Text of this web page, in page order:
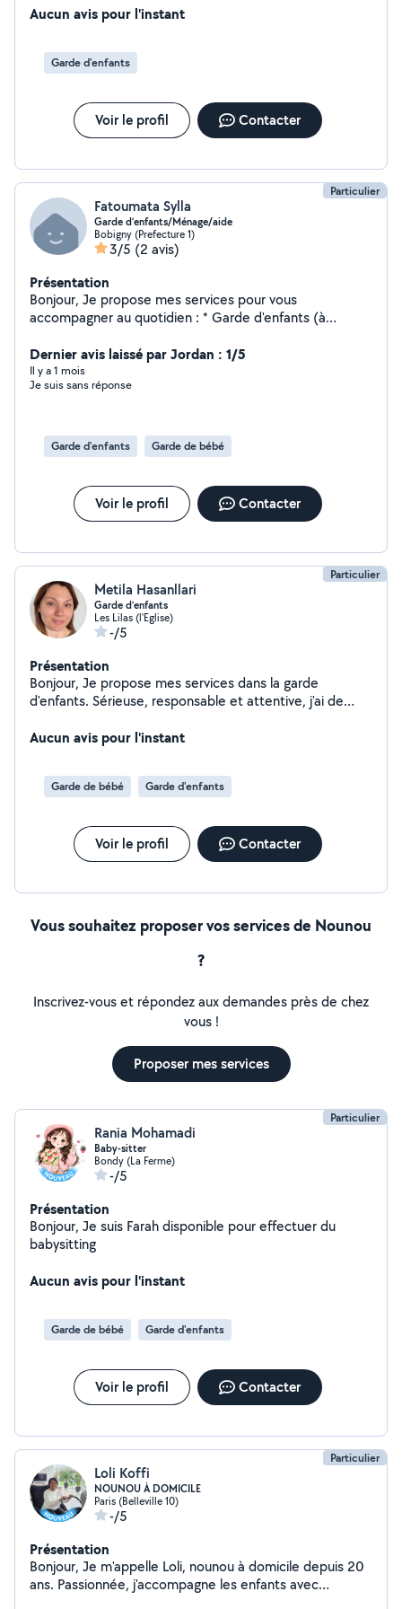
Aucun avis pour l'instant
Garde d'enfants
Voir le profil Contacter
Particulier
Fatoumata Sylla
Garde d’enfants/Ménage/aide
Bobigny (Prefecture 1)
3/5 (2 avis)
Présentation
Bonjour, Je propose mes services pour vous
accompagner au quotidien : * Garde d'enfants (à
et récupération des enfants * Aide aux devoirs si besoin
* Entretien du domicile (ménage, rangement, tâches
ménagères) Sérieuse, ponctuelle et à l'écoute, je
pas à me contacter pour plus d'informations.
Dernier avis laissé par Jordan : 1/5
Il y a 1 mois
Je suis sans réponse
Garde d'enfants Garde de bébé
Voir le profil Contacter
Particulier
Metila Hasanllari
Garde d’enfants
Les Lilas (l'Eglise)
-/5
Présentation
Bonjour, Je propose mes services dans la garde
d'enfants. Sérieuse, responsable et attentive, j'ai de
m'occuper de : - la garde en journée et après l'école. -
la préparation des repas simples Je suis disponible:
Lundi, mardi, jeudi, vendredi. 9h-18h J'ai de l'expérience
Préparation des repas Compagnie Rendez vous
médicaux Aide administrative N'hésitez pas à me
contacter pour échanger . Merci À bientôt !
Aucun avis pour l'instant
Garde de bébé Garde d'enfants
Voir le profil Contacter
Vous souhaitez proposer vos services de Nounou
?
Inscrivez-vous et répondez aux demandes près de chez
vous !
Proposer mes services
Particulier
Rania Mohamadi
Baby-sitter
Bondy (La Ferme)
-/5
Présentation
Bonjour, Je suis Farah disponible pour effectuer du
babysitting
Aucun avis pour l'instant
Garde de bébé Garde d'enfants
Voir le profil Contacter
Particulier
Loli Koffi
NOUNOU À DOMICILE
Paris (Belleville 10)
-/5
Présentation
Bonjour, Je m'appelle Loli, nounou à domicile depuis 20
ans. Passionnée, j'accompagne les enfants avec